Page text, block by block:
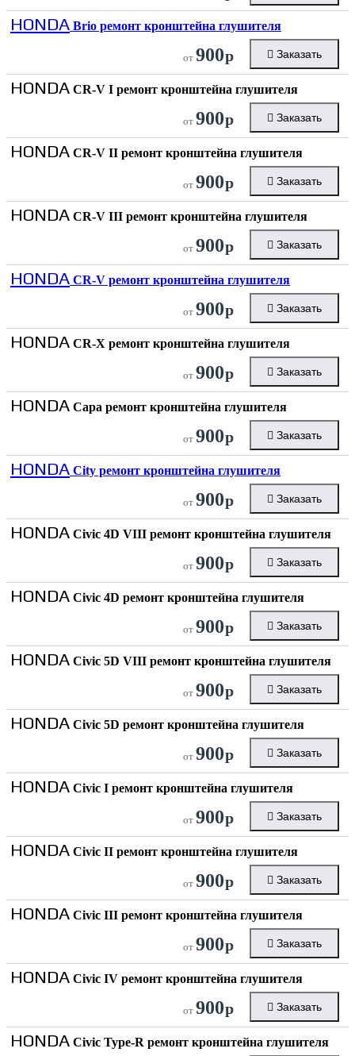
HONDA Brio ремонт кронштейна глушителя
от 900р Заказать
HONDA CR-V I ремонт кронштейна глушителя
от 900р Заказать
HONDA CR-V II ремонт кронштейна глушителя
от 900р Заказать
HONDA CR-V III ремонт кронштейна глушителя
от 900р Заказать
HONDA CR-V ремонт кронштейна глушителя
от 900р Заказать
HONDA CR-X ремонт кронштейна глушителя
от 900р Заказать
HONDA Capa ремонт кронштейна глушителя
от 900р Заказать
HONDA City ремонт кронштейна глушителя
от 900р Заказать
HONDA Civic 4D VIII ремонт кронштейна глушителя
от 900р Заказать
HONDA Civic 4D ремонт кронштейна глушителя
от 900р Заказать
HONDA Civic 5D VIII ремонт кронштейна глушителя
от 900р Заказать
HONDA Civic 5D ремонт кронштейна глушителя
от 900р Заказать
HONDA Civic I ремонт кронштейна глушителя
от 900р Заказать
HONDA Civic II ремонт кронштейна глушителя
от 900р Заказать
HONDA Civic III ремонт кронштейна глушителя
от 900р Заказать
HONDA Civic IV ремонт кронштейна глушителя
от 900р Заказать
HONDA Civic Type-R ремонт кронштейна глушителя